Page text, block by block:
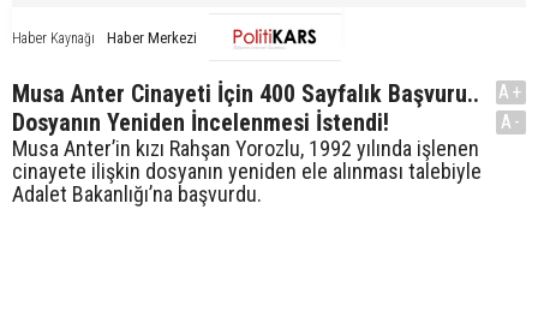
Haber Kaynağı Haber Merkezi
Musa Anter Cinayeti İçin 400 Sayfalık Başvuru..
Dosyanın Yeniden İncelenmesi İstendi!
Musa Anter’in kızı Rahşan Yorozlu, 1992 yılında işlenen
cinayete ilişkin dosyanın yeniden ele alınması talebiyle
Adalet Bakanlığı’na başvurdu.
A+
A-